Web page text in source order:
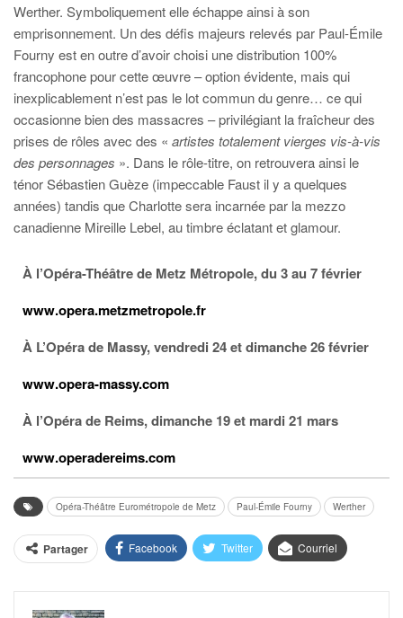
Werther. Symboliquement elle échappe ainsi à son
emprisonnement. Un des défis majeurs relevés par Paul-Émile
Fourny est en outre d’avoir choisi une distribution 100%
francophone pour cette œuvre – option évidente, mais qui
inexplicablement n’est pas le lot commun du genre… ce qui
occasionne bien des massacres – privilégiant la fraîcheur des
prises de rôles avec des « artistes totalement vierges vis-à-vis
des personnages ». Dans le rôle-titre, on retrouvera ainsi le
ténor Sébastien Guèze (impeccable Faust il y a quelques
années) tandis que Charlotte sera incarnée par la mezzo
canadienne Mireille Lebel, au timbre éclatant et glamour.
À l’Opéra-Théâtre de Metz Métropole, du 3 au 7 février
www.opera.metzmetropole.fr
À L’Opéra de Massy, vendredi 24 et dimanche 26 février
www.opera-massy.com
À l’Opéra de Reims, dimanche 19 et mardi 21 mars
www.operadereims.com
Opéra-Théâtre Eurométropole de Metz Paul-Émile Fourny Werther
Partager Facebook Twitter Courriel